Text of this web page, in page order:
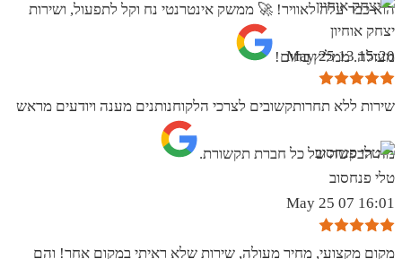
הוא כבר עלה לאוויר! 🚀 ממשק אינטרנטי נח וקל לתפעול, ושירות
מעולה. ממליץ בחום!
יצחק אוחיון
15:20 13 May 25
שירות ללא תחרותקשובים לצרכי הלקוחנותנים מענה ויודעים מראש
מה הבקשה של כל חברת תקשורת.
טלי פנחסוב
16:01 07 May 25
מקום מקצועי, מחיר מעולה, שירות שלא ראיתי במקום אחר! והם